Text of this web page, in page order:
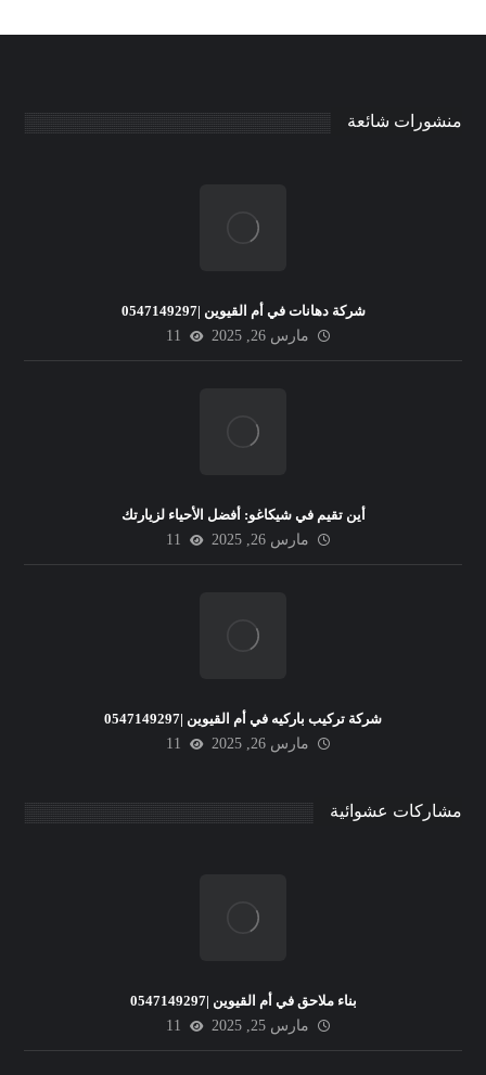
منشورات شائعة
شركة دهانات في أم القيوين |0547149297
مارس 26, 2025
11
أين تقيم في شيكاغو: أفضل الأحياء لزيارتك
مارس 26, 2025
11
شركة تركيب باركيه في أم القيوين |0547149297
مارس 26, 2025
11
مشاركات عشوائية
بناء ملاحق في أم القيوين |0547149297
مارس 25, 2025
11